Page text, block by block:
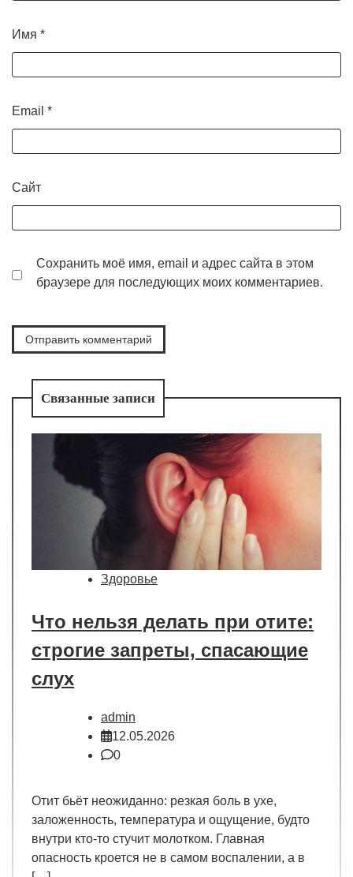
Имя *
Email *
Сайт
Сохранить моё имя, email и адрес сайта в этом
браузере для последующих моих комментариев.
Связанные записи
Здоровье
Что нельзя делать при отите:
строгие запреты, спасающие
слух
admin
12.05.2026
0
Отит бьёт неожиданно: резкая боль в ухе,
заложенность, температура и ощущение, будто
внутри кто-то стучит молотком. Главная
опасность кроется не в самом воспалении, а в